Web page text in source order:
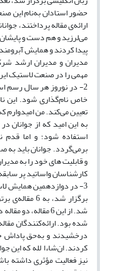
ارائه‌ی مقاله پرداختند،
می‌لرزید و هم دست و
پیدا کردند و همایش
مدیران و مدیران ارشد
مهمی را در صنعت لاستیک
2- در نوروز هر سال
خاص نام‌گذاری شود. این
به این امید که از
استفاده شود؛ و اما قدم
برمی‌گردد. جوانان باید به
و قابلیت های خود را به
کارشناسان واساتید پر
برگزار شد،
شد. از این 6
شده بود. ارائه‌کنندگان
درخشیدند و به‌حق پاداش
کردند. ان‌شاءا ‌‌ لله که این
نیز فعالیت مؤثری داشته